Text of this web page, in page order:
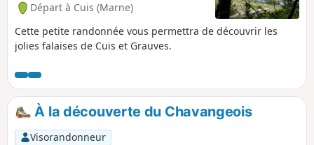
Départ à Cuis (Marne)
Cette petite randonnée vous permettra de découvrir les
jolies falaises de Cuis et Grauves.
À la découverte du Chavangeois
Visorandonneur